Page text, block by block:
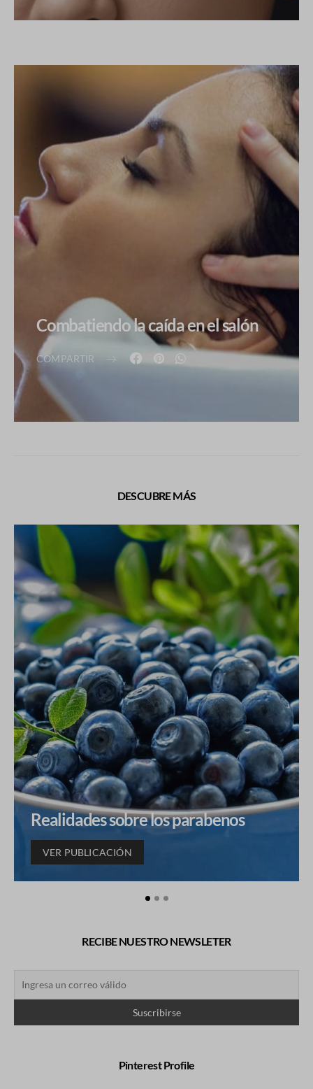
Combatiendo la caída en el salón
COMPARTIR
DESCUBRE MÁS
Realidades sobre los parabenos
VER PUBLICACIÓN
RECIBE NUESTRO NEWSLETER
Pinterest Profile